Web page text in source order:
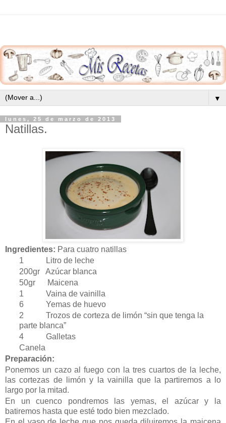
▼
lunes, 25 de marzo de 2013
Natillas.
Ingredientes: Para cuatro natillas
1 Litro de leche
200gr Azúcar blanca
50gr Maicena
1 Vaina de vainilla
6 Yemas de huevo
2 Trozos de corteza de limón “sin que tenga la
parte blanca”
4 Galletas
Canela
Preparación:
Ponemos un cazo al fuego con la tres cuartos de la leche,
las cortezas de limón y la vainilla que la partiremos a lo
largo por la mitad.
En un cuenco pondremos las yemas, el azúcar y la
batiremos hasta que esté todo bien mezclado.